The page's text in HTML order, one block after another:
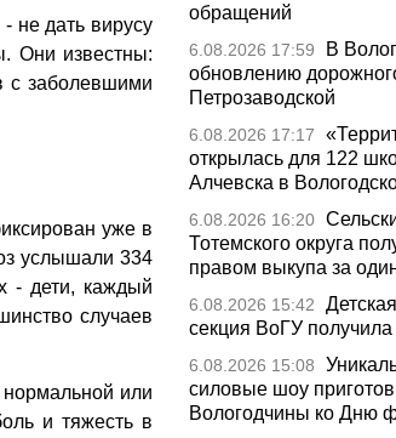
не дать вирусу
Они известны:
с заболевшими
уже в
услышали 334
- дети, каждый
случаев
или
и тяжесть в
обращений
6.08.2026 17:59
В
обновлению
Петрозаводской
6.08.2026 17:17
открылась для 122
Алчевска в
6.08.2026 16:20
Тотемского округа
правом выкупа за
6.08.2026 15:42
секция ВоГУ
6.08.2026 15:08
силовые шоу
Вологодчины ко Дню